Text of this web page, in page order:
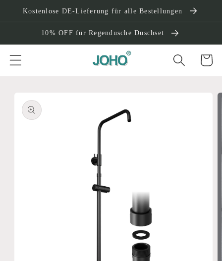
zum
Kostenlose DE-Lieferung für alle Bestellungen
10% OFF für Regendusche Duschset